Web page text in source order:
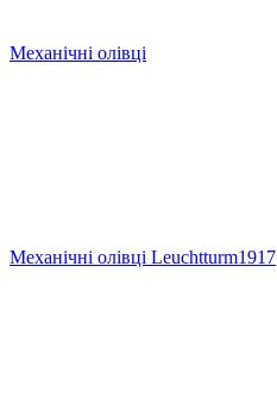
Механічні олівці
Механічні олівці Leuchtturm1917